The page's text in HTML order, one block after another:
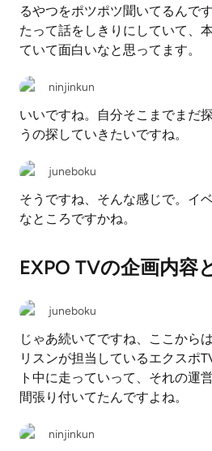
るやつをポツポツ聞いてるんで
たって話をしきりにしていて、
ていて面白いなと思ってます。
ninjinkun
いいですね。自分そこまでまだ
うの探していきたいですね。
juneboku
そうですね、そんな感じで。イ
なところですかね。
EXPO TVの企画内容
juneboku
じゃあ続いてですね、ここから
リスンが担当しているエクスポ
ト中に走っていって、それの運
間張り付いてたんですよね。
ninjinkun